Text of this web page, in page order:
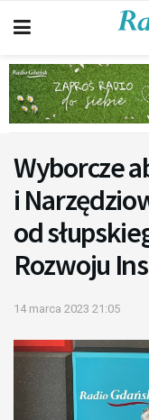
Wyborcze
i
od
Rozwoju
14 marca 2023 21:05